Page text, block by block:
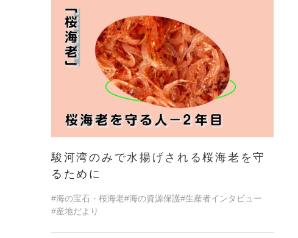
駿河湾のみで水揚げされる桜海老を守
るために
#海の宝石・桜海老#海の資源保護#生産者インタビュー
#産地だより